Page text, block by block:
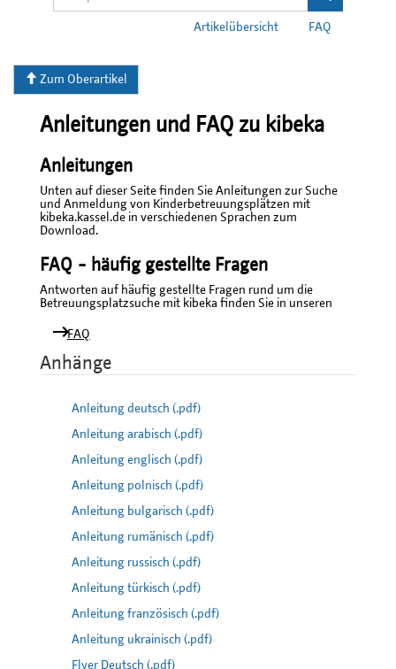
FAQ
Artikelübersicht
Zum Oberartikel
Anleitungen und FAQ zu kibeka
Anleitungen
Unten auf dieser Seite finden Sie Anleitungen zur Suche
und Anmeldung von Kinderbetreuungsplätzen mit
kibeka.kassel.de in verschiedenen Sprachen zum
Download.
FAQ - häufig gestellte Fragen
Antworten auf häufig gestellte Fragen rund um die
Betreuungsplatzsuche mit kibeka finden Sie in unseren
FAQ
Anhänge
Anleitung deutsch (.pdf)
Anleitung arabisch (.pdf)
Anleitung englisch (.pdf)
Anleitung polnisch (.pdf)
Anleitung bulgarisch (.pdf)
Anleitung rumänisch (.pdf)
Anleitung russisch (.pdf)
Anleitung türkisch (.pdf)
Anleitung französisch (.pdf)
Anleitung ukrainisch (.pdf)
Flyer Deutsch (.pdf)